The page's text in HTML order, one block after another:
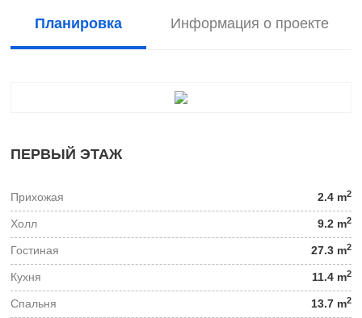
Планировка Информация о проекте
ПЕРВЫЙ ЭТАЖ
Прихожая 2.4 m2
Холл 9.2 m2
Гостиная 27.3 m2
Кухня 11.4 m2
Спальня 13.7 m2